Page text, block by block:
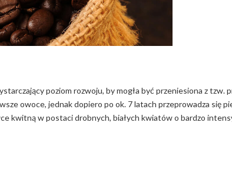
poziom rozwoju, by mogła być przeniesiona z tzw.
owoce, jednak dopiero po ok. 7 latach przeprowadza się
kwitną w postaci drobnych, białych kwiatów o bardzo